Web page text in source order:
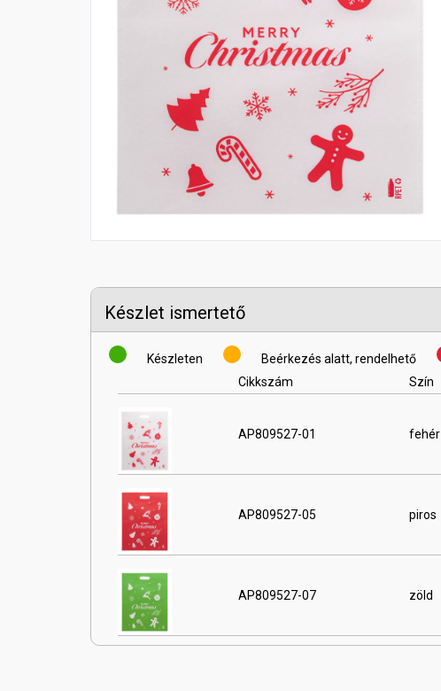
Készlet ismertető
Készleten Beérkezés alatt, rendelhető
Cikkszám
Szín
AP809527-01 fehér
AP809527-05 piros
AP809527-07 zöld